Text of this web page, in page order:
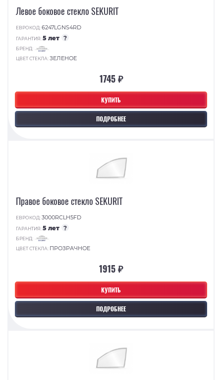
КУПИТЬ
ПОДРОБНЕЕ
Левое боковое стекло SEKURIT
ЕВРОКОД:6247LGNS4RD
ГАРАНТИЯ:5 лет ?
БРЕНД:
ЦВЕТ СТЕКЛА:ЗЕЛЕНОЕ
1745 ₽
КУПИТЬ
ПОДРОБНЕЕ
Правое боковое стекло SEKURIT
ЕВРОКОД:3000RCLH5FD
ГАРАНТИЯ:5 лет ?
БРЕНД:
ЦВЕТ СТЕКЛА: ПРОЗРАЧНОЕ
1915 ₽